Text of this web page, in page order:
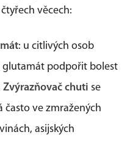
věcech:
: u citlivých osob
glutamát podpořit bolest
Zvýrazňovač chutise
často ve zmražených
asijských